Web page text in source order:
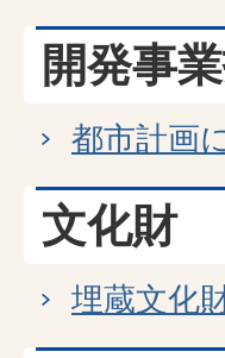
開発事
都市計画
文化財
埋蔵文化